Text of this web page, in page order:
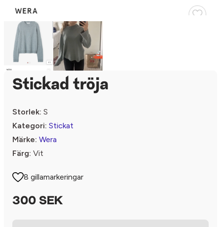
Stickad tröja
Storlek: S
Kategori: Stickat
Märke: Wera
Färg: Vit
8 gillamarkeringar
300 SEK